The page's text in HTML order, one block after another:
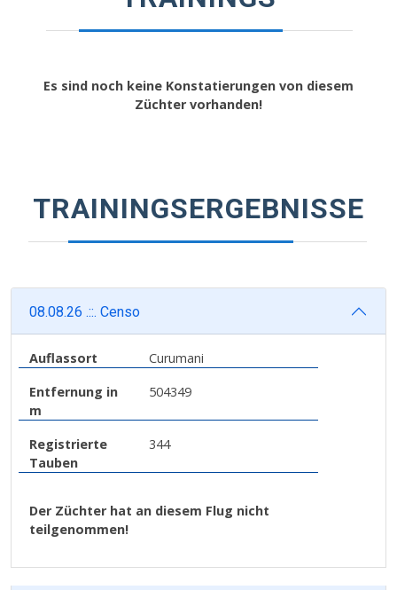
Es sind noch keine Konstatierungen von diesem
Züchter vorhanden!
TRAININGSERGEBNISSE
08.08.26 .::. Censo
Auflassort
Curumani
Entfernung in
m
504349
Registrierte
Tauben
344
Der Züchter hat an diesem Flug nicht
teilgenommen!